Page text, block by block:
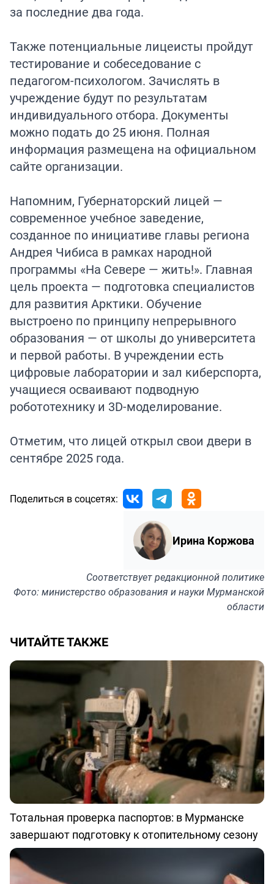
за последние два года.
Также потенциальные лицеисты пройдут
тестирование и собеседование с
педагогом-психологом. Зачислять в
учреждение будут по результатам
индивидуального отбора. Документы
можно подать до 25 июня. Полная
информация размещена на официальном
сайте организации.
Напомним, Губернаторский лицей —
современное учебное заведение,
созданное по инициативе главы региона
Андрея Чибиса в рамках народной
программы «На Севере — жить!». Главная
цель проекта — подготовка специалистов
для развития Арктики. Обучение
выстроено по принципу непрерывного
образования — от школы до университета
и первой работы. В учреждении есть
цифровые лаборатории и зал киберспорта,
учащиеся осваивают подводную
робототехнику и 3D-моделирование.
Отметим, что лицей открыл свои двери в
сентябре 2025 года.
Поделиться в соцсетях:
Ирина Коржова
Соответствуетредакционной политике
Фото: министерство образования и науки Мурманской
области
ЧИТАЙТЕ ТАКЖЕ
Тотальная проверка паспортов: в Мурманске
завершают подготовку к отопительному сезону